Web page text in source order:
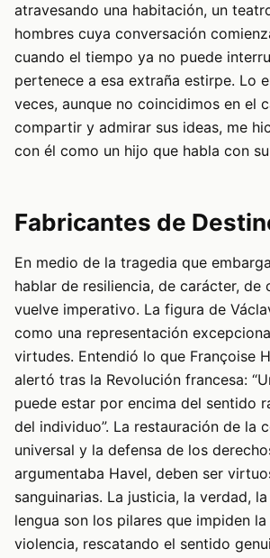
atravesando una habitación, un
hombres cuya conversación
cuando el tiempo ya no puede
pertenece a esa extraña estirpe. Lo
veces, aunque no coincidimos en el
compartir y admirar sus ideas, me
con él como un hijo que habla con
Fabricantes de
En medio de la tragedia que
hablar de resiliencia, de carácter, de
vuelve imperativo. La figura de
como una representación
virtudes. Entendió lo que Françoise
alertó tras la Revolución francesa:
puede estar por encima del sentido
del individuo”. La restauración de la
universal y la defensa de los
argumentaba Havel, deben ser
sanguinarias. La justicia, la verdad,
lengua son los pilares que impiden
violencia, rescatando el sentido